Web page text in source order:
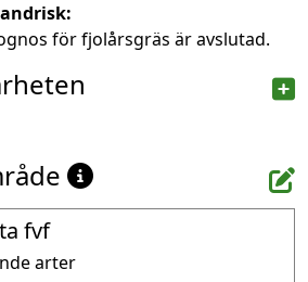
för fjolårsgräs är avslutad.
fvf
arter